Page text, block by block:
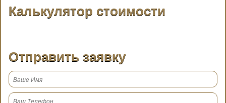
Калькулятор стоимости
Отправить заявку